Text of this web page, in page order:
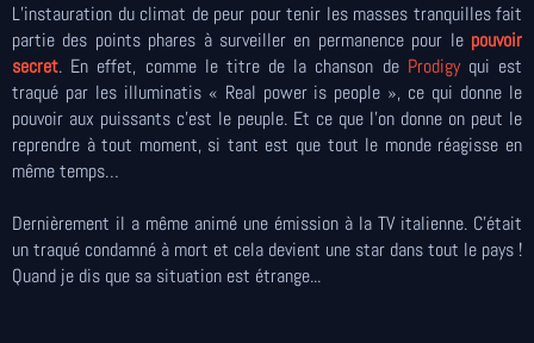
L’instauration du climat de peur pour tenir les masses tranquilles fait
partie des points phares à surveiller en permanence pour le pouvoir
secret. En effet, comme le titre de la chanson de Prodigyqui est
traqué par les illuminatis « Real power is people », ce qui donne le
pouvoir aux puissants c’est le peuple. Et ce que l’on donne on peut le
reprendre à tout moment, si tant est que tout le monde réagisse en
même temps…
Dernièrement il a même animé une émission à la TV italienne. C'était
un traqué condamné à mort et cela devient une star dans tout le pays !
Quand je dis que sa situation est étrange...